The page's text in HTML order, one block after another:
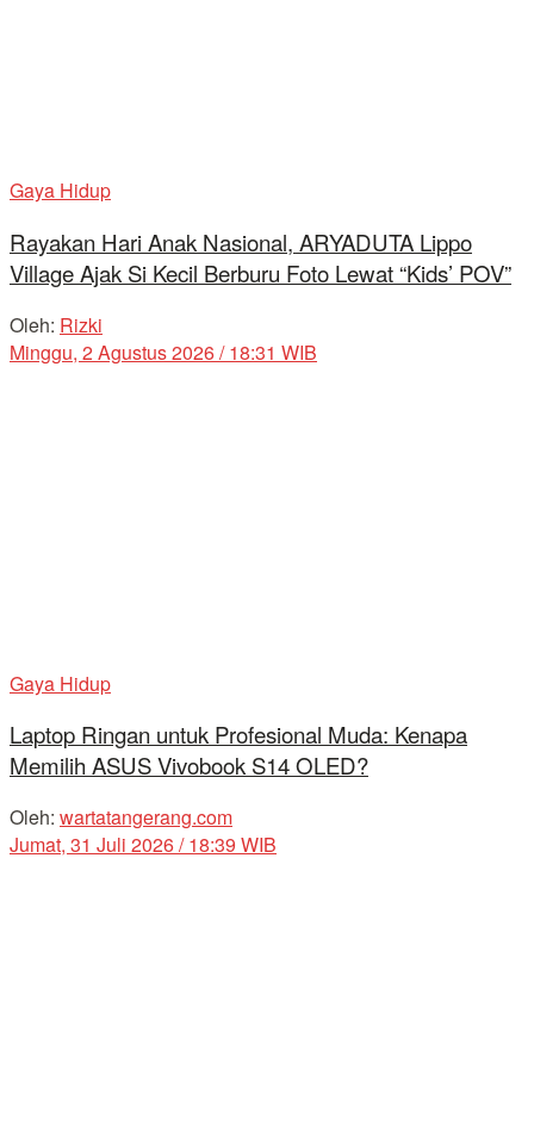
Gaya Hidup
Rayakan Hari Anak Nasional, ARYADUTA Lippo
Village Ajak Si Kecil Berburu Foto Lewat “Kids’ POV”
Oleh: Rizki
Minggu, 2 Agustus 2026 / 18:31 WIB
Gaya Hidup
Laptop Ringan untuk Profesional Muda: Kenapa
Memilih ASUS Vivobook S14 OLED?
Oleh: wartatangerang.com
Jumat, 31 Juli 2026 / 18:39 WIB